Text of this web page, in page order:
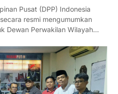
Pusat (DPP) Indonesia
resmi mengumumkan
Dewan Perwakilan Wilayah…